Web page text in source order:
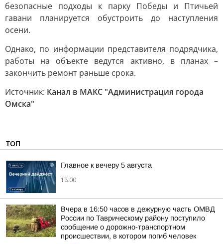
безопасные подходы к парку Победы и Птичьей
гавани планируется обустроить до наступления
осени.
Однако, по информации представителя подрядчика,
работы на объекте ведутся активно, в планах –
закончить ремонт раньше срока.
Источник: Канал в МАКС "Администрация города
Омска"
ТОП
Главное к вечеру 5 августа
13:00
Вчера в 16:50 часов в дежурную часть ОМВД
России по Таврическому району поступило
сообщение о дорожно-транспортном
происшествии, в котором погиб человек